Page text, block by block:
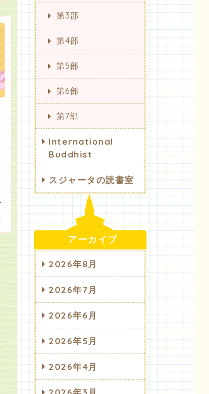
第3部
第4部
第5部
第6部
第7部
International
Buddhist
スジャータの読書室
アーカイブ
2026年8月
2026年7月
2026年6月
2026年5月
2026年4月